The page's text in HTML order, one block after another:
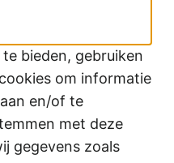
bieden, gebruiken
om informatie
en/of te
met deze
gegevens zoals